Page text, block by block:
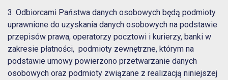
3. Odbiorcami Państwa danych osobowych będą podmioty
uprawnione do uzyskania danych osobowych na podstawie
przepisów prawa, operatorzy pocztowi i kurierzy, banki w
zakresie płatności, podmioty zewnętrzne, którym na
podstawie umowy powierzono przetwarzanie danych
osobowych oraz podmioty związane z realizacją niniejszej